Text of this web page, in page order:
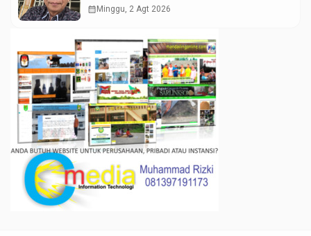
calendar_month Minggu, 2 Agt 2026